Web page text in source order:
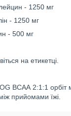
- 1250 мг
- 1250 мг
- 500 мг
на етикетці.
ВСАА 2:1:1 орбіт
прийомами їжі.